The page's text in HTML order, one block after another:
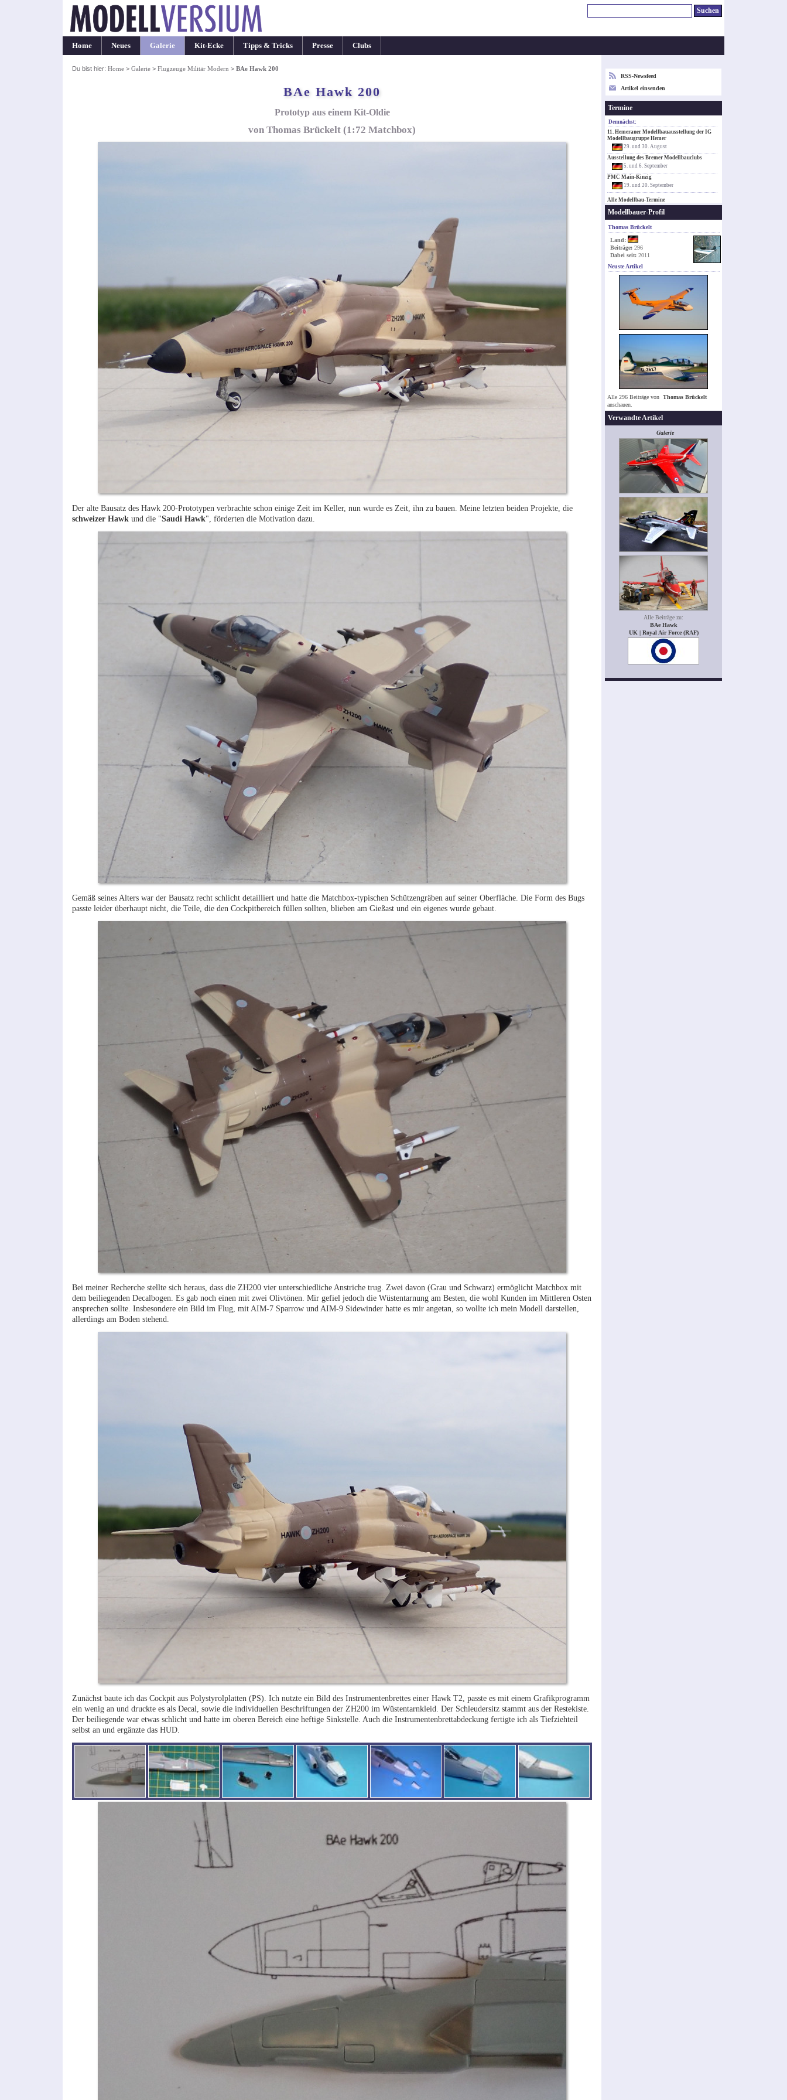
Home Neues Galerie Kit-Ecke Tipps & Tricks Presse Clubs
Du bist hier: Home> Galerie> Flugzeuge Militär Modern > BAe Hawk 200
BAe Hawk 200
Prototyp aus einem Kit-Oldie
von Thomas Brückelt (1:72 Matchbox)
Der alte Bausatz des Hawk 200-Prototypen verbrachte schon einige Zeit im Keller, nun wurde es Zeit, ihn zu bauen. Meine letzten beiden Projekte, die
schweizer Hawkund die "Saudi Hawk", förderten die Motivation dazu.
Gemäß seines Alters war der Bausatz recht schlicht detailliert und hatte die Matchbox-typischen Schützengräben auf seiner Oberfläche. Die Form des Bugs
passte leider überhaupt nicht, die Teile, die den Cockpitbereich füllen sollten, blieben am Gießast und ein eigenes wurde gebaut.
Bei meiner Recherche stellte sich heraus, dass die ZH200 vier unterschiedliche Anstriche trug. Zwei davon (Grau und Schwarz) ermöglicht Matchbox mit
dem beiliegenden Decalbogen. Es gab noch einen mit zwei Olivtönen. Mir gefiel jedoch die Wüstentarnung am Besten, die wohl Kunden im Mittleren Osten
ansprechen sollte. Insbesondere ein Bild im Flug, mit AIM-7 Sparrow und AIM-9 Sidewinder hatte es mir angetan, so wollte ich mein Modell darstellen,
allerdings am Boden stehend.
Zunächst baute ich das Cockpit aus Polystyrolplatten (PS). Ich nutzte ein Bild des Instrumentenbrettes einer Hawk T2, passte es mit einem Grafikprogramm
ein wenig an und druckte es als Decal, sowie die individuellen Beschriftungen der ZH200 im Wüstentarnkleid. Der Schleudersitz stammt aus der Restekiste.
Der beiliegende war etwas schlicht und hatte im oberen Bereich eine heftige Sinkstelle. Auch die Instrumentenbrettabdeckung fertigte ich als Tiefziehteil
selbst an und ergänzte das HUD.
RSS-Newsfeed
Artikel einsenden
Termine
Demnächst:
11. Hemeraner Modellbauausstellung der IG
Modellbaugruppe Hemer
29. und 30. August
Ausstellung des Bremer Modellbauclubs
5. und 6. September
PMC Main-Kinzig
19. und 20. September
Alle Modellbau-Termine
Modellbauer-Profil
Thomas Brückelt
Land:
Beiträge: 296
Dabei seit: 2011
Neuste Artikel
Alle 296 Beiträge von Thomas Brückelt
anschauen.
Verwandte Artikel
Galerie
Alle Beiträge zu:
BAe Hawk
UK | Royal Air Force (RAF)